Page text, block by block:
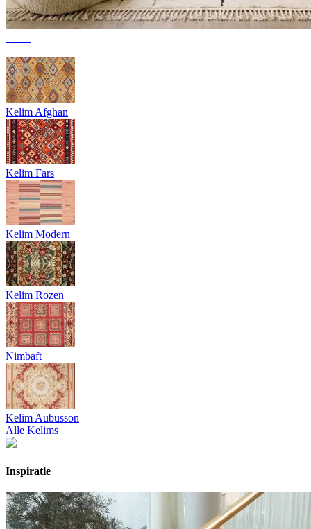
Kelim Afghan
Kelim Fars
Kelim Modern
Kelim Rozen
Nimbaft
Kelim Aubusson
Alle Kelims
Inspiratie